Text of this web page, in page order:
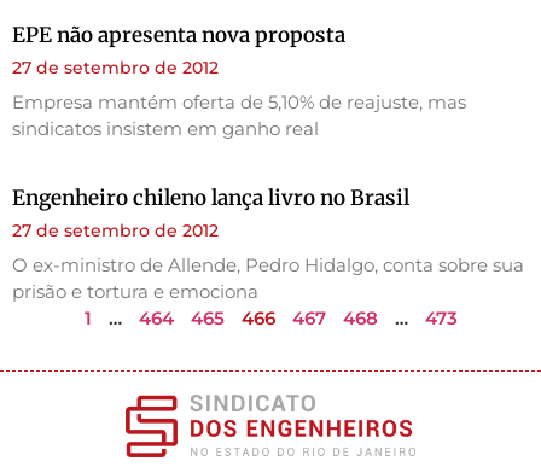
EPE não apresenta nova proposta
27 de setembro de 2012
Empresa mantém oferta de 5,10% de reajuste, mas
sindicatos insistem em ganho real
Engenheiro chileno lança livro no Brasil
27 de setembro de 2012
O ex-ministro de Allende, Pedro Hidalgo, conta sobre sua
prisão e tortura e emociona
1
… 464 465 466 467 468 … 473